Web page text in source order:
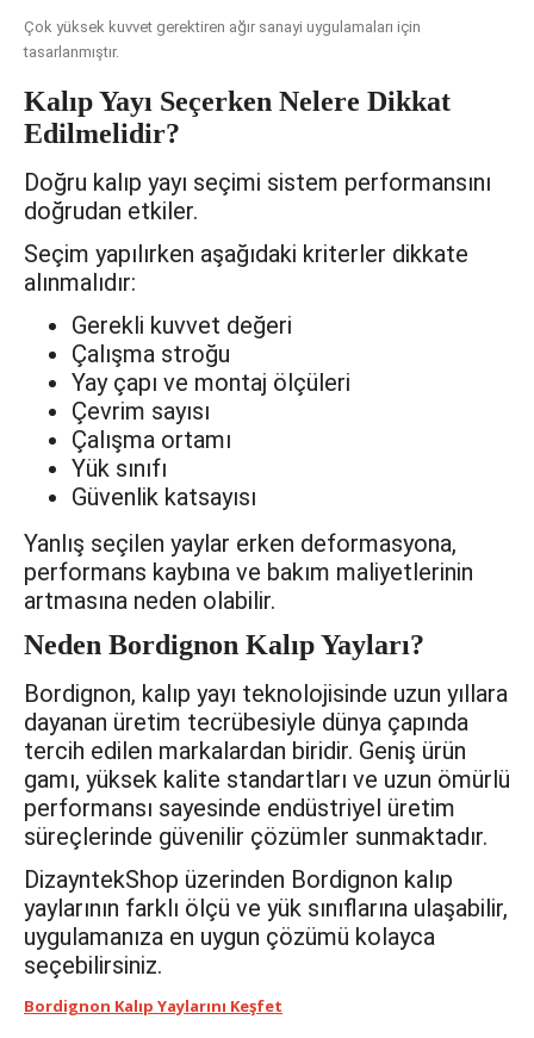
Çok yüksek kuvvet gerektiren ağır sanayi uygulamaları için
tasarlanmıştır.
Kalıp Yayı Seçerken Nelere Dikkat
Edilmelidir?
Doğru kalıp yayı seçimi sistem performansını
doğrudan etkiler.
Seçim yapılırken aşağıdaki kriterler dikkate
alınmalıdır:
Gerekli kuvvet değeri
Çalışma stroğu
Yay çapı ve montaj ölçüleri
Çevrim sayısı
Çalışma ortamı
Yük sınıfı
Güvenlik katsayısı
Yanlış seçilen yaylar erken deformasyona,
performans kaybına ve bakım maliyetlerinin
artmasına neden olabilir.
Neden Bordignon Kalıp Yayları?
Bordignon, kalıp yayı teknolojisinde uzun yıllara
dayanan üretim tecrübesiyle dünya çapında
tercih edilen markalardan biridir. Geniş ürün
gamı, yüksek kalite standartları ve uzun ömürlü
performansı sayesinde endüstriyel üretim
süreçlerinde güvenilir çözümler sunmaktadır.
DizayntekShop üzerinden Bordignon kalıp
yaylarının farklı ölçü ve yük sınıflarına ulaşabilir,
uygulamanıza en uygun çözümü kolayca
seçebilirsiniz.
Bordignon Kalıp Yaylarını Keşfet